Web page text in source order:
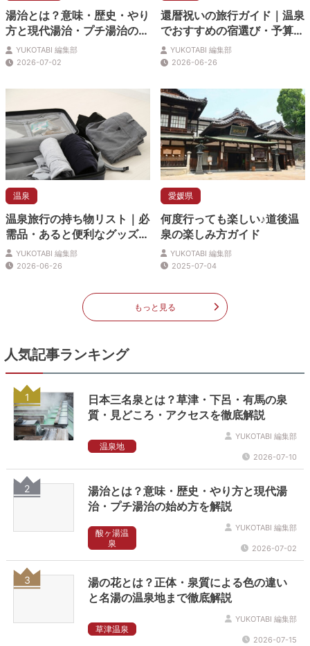
湯治とは？意味・歴史・やり
方と現代湯治・プチ湯治の始
め方を解説
YUKOTABI 編集部
2026-07-02
還暦祝いの旅行ガイド｜温泉
でおすすめの宿選び・予算相
場・演出のコツ
YUKOTABI 編集部
2026-06-26
温泉
温泉旅行の持ち物リスト｜必
需品・あると便利なグッズ・
準備のコツ
YUKOTABI 編集部
2026-06-26
愛媛県
何度行っても楽しい♪道後温
泉の楽しみ方ガイド
YUKOTABI 編集部
2025-07-04
もっと見る
人気記事ランキング
1
日本三名泉とは？草津・下呂・有馬の泉
質・見どころ・アクセスを徹底解説
温泉地
YUKOTABI 編集部
2026-07-10
2
湯治とは？意味・歴史・やり方と現代湯
治・プチ湯治の始め方を解説
酸ヶ湯温
泉
YUKOTABI 編集部
2026-07-02
3
湯の花とは？正体・泉質による色の違い
と名湯の温泉地まで徹底解説
草津温泉
YUKOTABI 編集部
2026-07-15